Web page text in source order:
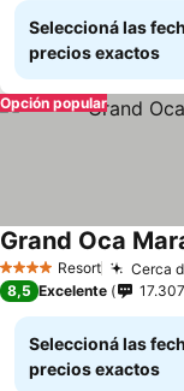
Seleccioná las
precios exactos
Opción popular
4 EstrellasResort Cerca
Grand Oca
8,5 Excelente 17.307
Seleccioná las
precios exactos